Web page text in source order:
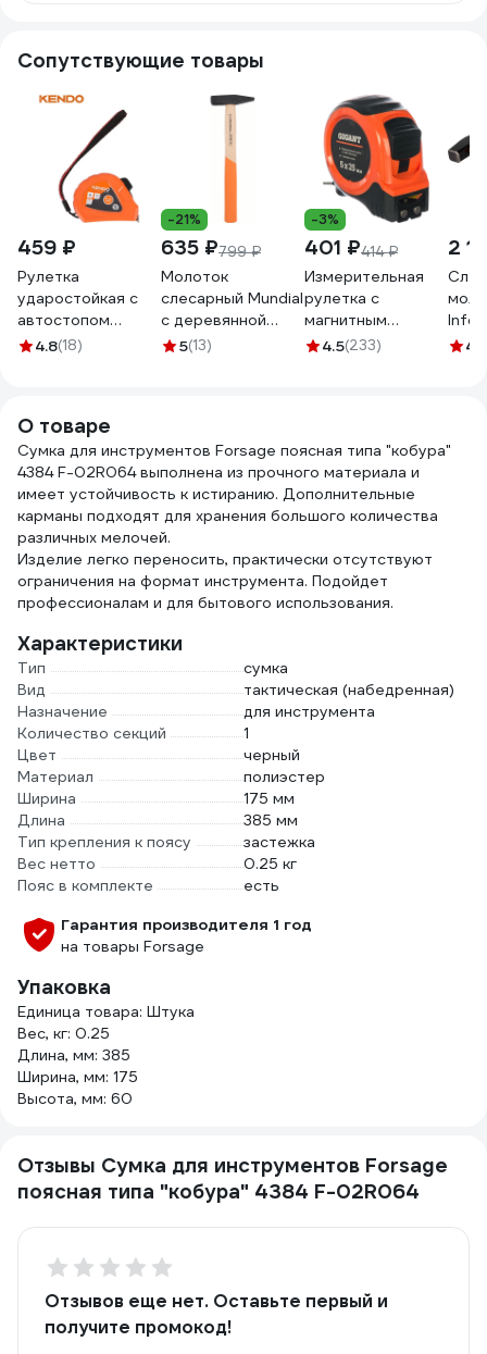
Сопутствующие товары
459 ₽
Рулетка
ударостойкая с
автостопом
KENDO 8м х 25мм
4.8(18)
-21%
635 ₽799 ₽
Молоток
слесарный Mundial
с деревянной
рукояткой, 200 гр
5(13)
-3%
401 ₽414 ₽
Измерительная
рулетка с
магнитным
крюком, 5x25мм
4.5(233)
2
4.9
О товаре
Сумка для инструментов Forsage поясная типа "кобура"
4384 F-02R064 выполнена из прочного материала и
имеет устойчивость к истиранию. Дополнительные
карманы подходят для хранения большого количества
различных мелочей.
Изделие легко переносить, практически отсутствуют
ограничения на формат инструмента. Подойдет
профессионалам и для бытового использования.
Характеристики
Тип
сумка
Вид
тактическая (набедренная)
Назначение
для инструмента
Количество секций
1
Цвет
черный
Материал
полиэстер
Ширина
175 мм
Длина
385 мм
Тип крепления к поясу
застежка
Вес нетто
0.25 кг
Пояс в комплекте
есть
Гарантия производителя 1 год
на товары Forsage
Упаковка
Единица товара: Штука
Вес, кг: 0.25
Длина, мм: 385
Ширина, мм: 175
Высота, мм: 60
Отзывы Сумка для инструментов Forsage
поясная типа "кобура" 4384 F-02R064
Отзывов еще нет. Оставьте первый и
получите промокод!